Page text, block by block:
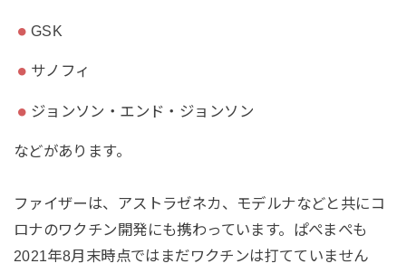
GSK
サノフィ
ジョンソン・エンド・ジョンソン
などがあります。
ファイザーは、アストラゼネカ、モデルナなどと共にコ
ロナのワクチン開発にも携わっています。ぱぺまぺも
2021年8月末時点ではまだワクチンは打てていません